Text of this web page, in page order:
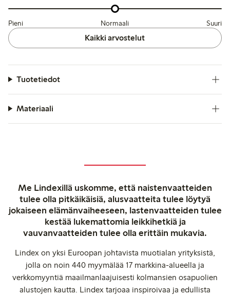
Pieni Normaali Suuri
Kaikki arvostelut
Tuotetiedot
Materiaali
Me Lindexillä uskomme, että naistenvaatteiden
tulee olla pitkäikäisiä, alusvaatteita tulee löytyä
jokaiseen elämänvaiheeseen, lastenvaatteiden tulee
kestää lukemattomia leikkihetkiä ja
vauvanvaatteiden tulee olla erittäin mukavia.
Lindex on yksi Euroopan johtavista muotialan yrityksistä,
jolla on noin 440 myymälää 17 markkina-alueella ja
verkkomyyntiä maailmanlaajuisesti kolmansien osapuolien
alustojen kautta. Lindex tarjoaa inspiroivaa ja edullista